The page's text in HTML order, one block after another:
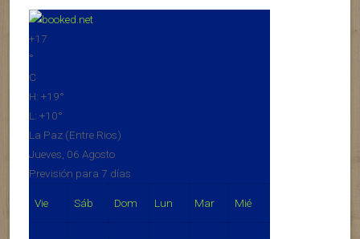
+17
°
C
H: +19°
L: +10°
La Paz (Entre Rios)
Jueves, 06 Agosto
Previsión para 7 días
Vie Sáb Dom Lun Mar Mié